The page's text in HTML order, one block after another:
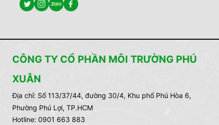
CÔNG TY CỔ PHẦN MÔI TRƯỜNG PHÚ
XUÂN
Địa chỉ: Số 113/37/44, đường 30/4, Khu phố Phú Hòa 6,
Phường Phú Lợi, TP.HCM
Hotline: 0901 663 883